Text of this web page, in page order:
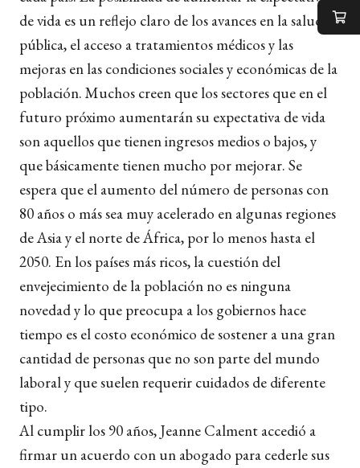
de vida es un reflejo claro de los avances en la salud
pública, el acceso a tratamientos médicos y las
mejoras en las condiciones sociales y económicas de la
población. Muchos creen que los sectores que en el
futuro próximo aumentarán su expectativa de vida
son aquellos que tienen ingresos medios o bajos, y
que básicamente tienen mucho por mejorar. Se
espera que el aumento del número de personas con
80 años o más sea muy acelerado en algunas regiones
de Asia y el norte de África, por lo menos hasta el
2050. En los países más ricos, la cuestión del
envejecimiento de la población no es ninguna
novedad y lo que preocupa a los gobiernos hace
tiempo es el costo económico de sostener a una gran
cantidad de personas que no son parte del mundo
laboral y que suelen requerir cuidados de diferente
tipo.
Al cumplir los 90 años, Jeanne Calment accedió a
firmar un acuerdo con un abogado para cederle sus